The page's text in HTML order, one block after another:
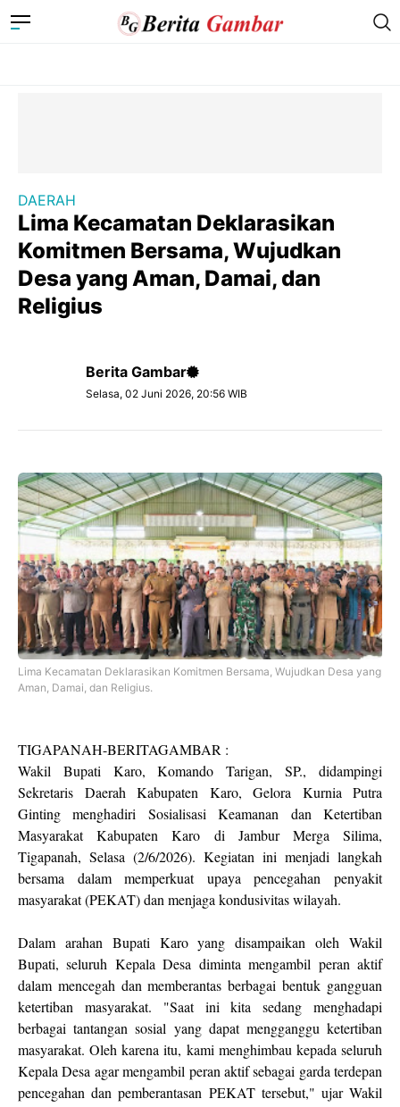
DAERAH
Lima Kecamatan Deklarasikan
Komitmen Bersama, Wujudkan
Desa yang Aman, Damai, dan
Religius
Berita Gambar
Selasa, 02 Juni 2026, 20:56 WIB
Lima Kecamatan Deklarasikan Komitmen Bersama, Wujudkan Desa yang
Aman, Damai, dan Religius.
TIGAPANAH-BERITAGAMBAR :
Wakil Bupati Karo, Komando Tarigan, SP., didampingi
Sekretaris Daerah Kabupaten Karo, Gelora Kurnia Putra
Ginting menghadiri Sosialisasi Keamanan dan Ketertiban
Masyarakat Kabupaten Karo di Jambur Merga Silima,
Tigapanah, Selasa (2/6/2026). Kegiatan ini menjadi langkah
bersama dalam memperkuat upaya pencegahan penyakit
masyarakat (PEKAT) dan menjaga kondusivitas wilayah.
Dalam arahan Bupati Karo yang disampaikan oleh Wakil
Bupati, seluruh Kepala Desa diminta mengambil peran aktif
dalam mencegah dan memberantas berbagai bentuk gangguan
ketertiban masyarakat. "Saat ini kita sedang menghadapi
berbagai tantangan sosial yang dapat mengganggu ketertiban
masyarakat. Oleh karena itu, kami menghimbau kepada seluruh
Kepala Desa agar mengambil peran aktif sebagai garda terdepan
pencegahan dan pemberantasan PEKAT tersebut," ujar Wakil